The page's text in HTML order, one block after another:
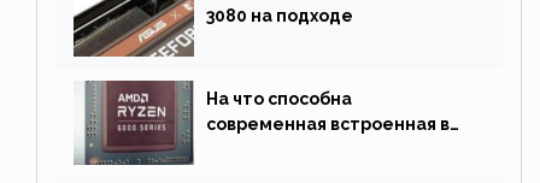
3080 на подходе
На что способна
современная встроенная в